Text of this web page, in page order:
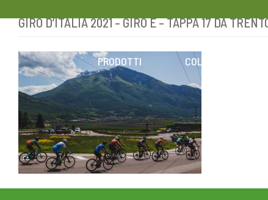
Skip
content
PRODOTTI COLESTEROLO
GIRO D’ITALIA 2021 – GIRO E – TAPPA 17 DA